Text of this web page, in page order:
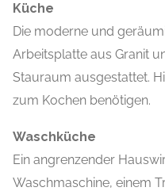
Küche
Die moderne und
Arbeitsplatte aus Granit
Stauraum ausgestattet.
zum Kochen benötigen.
Waschküche
Ein angrenzender
Waschmaschine, einem